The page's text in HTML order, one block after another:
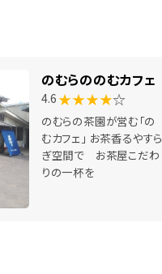
のむらののむカフェ
4.6 ★★★★☆
のむらの茶園が営む「の
むカフェ」 お茶香るやすら
ぎ空間で お茶屋こだわ
りの一杯を